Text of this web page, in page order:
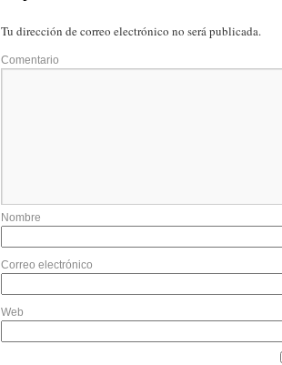
Tu dirección de correo electrónico no será publicada.
Comentario
Nombre
Correo electrónico
Web